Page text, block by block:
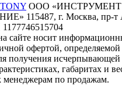
ООО
115487, г. Москва, пр-т
сайте носит
офертой,
получения
габаритах и
менеджерам по продажам.